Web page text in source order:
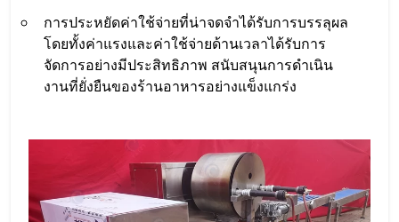
การประหยัดค่าใช้จ่ายที่น่าจดจำได้รับการบรรลุผล
โดยทั้งค่าแรงและค่าใช้จ่ายด้านเวลาได้รับการ
จัดการอย่างมีประสิทธิภาพ สนับสนุนการดำเนิน
งานที่ยั่งยืนของร้านอาหารอย่างแข็งแกร่ง